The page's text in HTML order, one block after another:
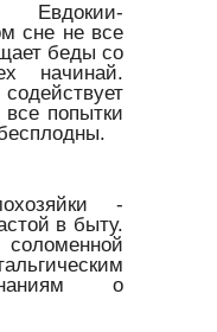
сне не все
беды со
начинай.
попытки
-
в быту.
о